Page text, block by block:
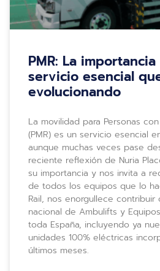
PMR: La
servicio esencial
evolucionando
La movilidad para Personas
(PMR) es un servicio esencial
aunque muchas veces pase
reciente reflexión de Nuria
su importancia y nos invita a
de todos los equipos que lo
Rail, nos enorgullece
nacional de Ambulifts y
toda España, incluyendo ya
unidades 100% eléctricas
últimos meses.